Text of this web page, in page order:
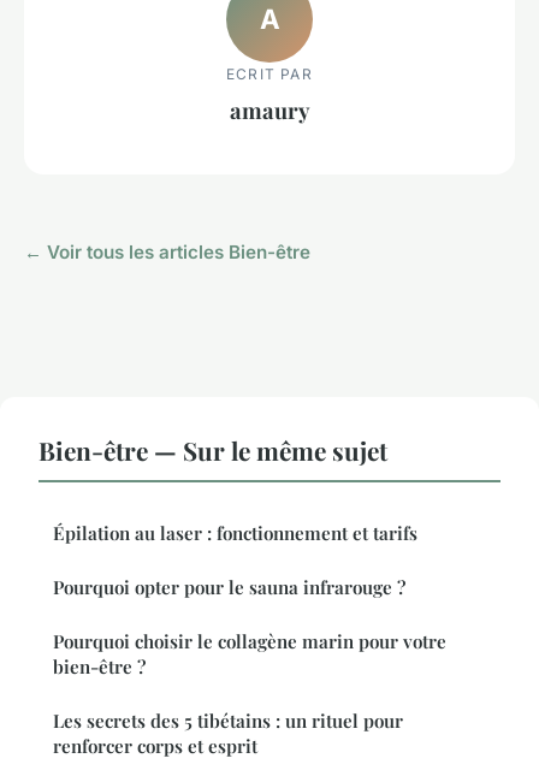
A
ECRIT PAR
amaury
← Voir tous les articles Bien-être
Bien-être — Sur le même sujet
Épilation au laser : fonctionnement et tarifs
Pourquoi opter pour le sauna infrarouge ?
Pourquoi choisir le collagène marin pour votre
bien-être ?
Les secrets des 5 tibétains : un rituel pour
renforcer corps et esprit